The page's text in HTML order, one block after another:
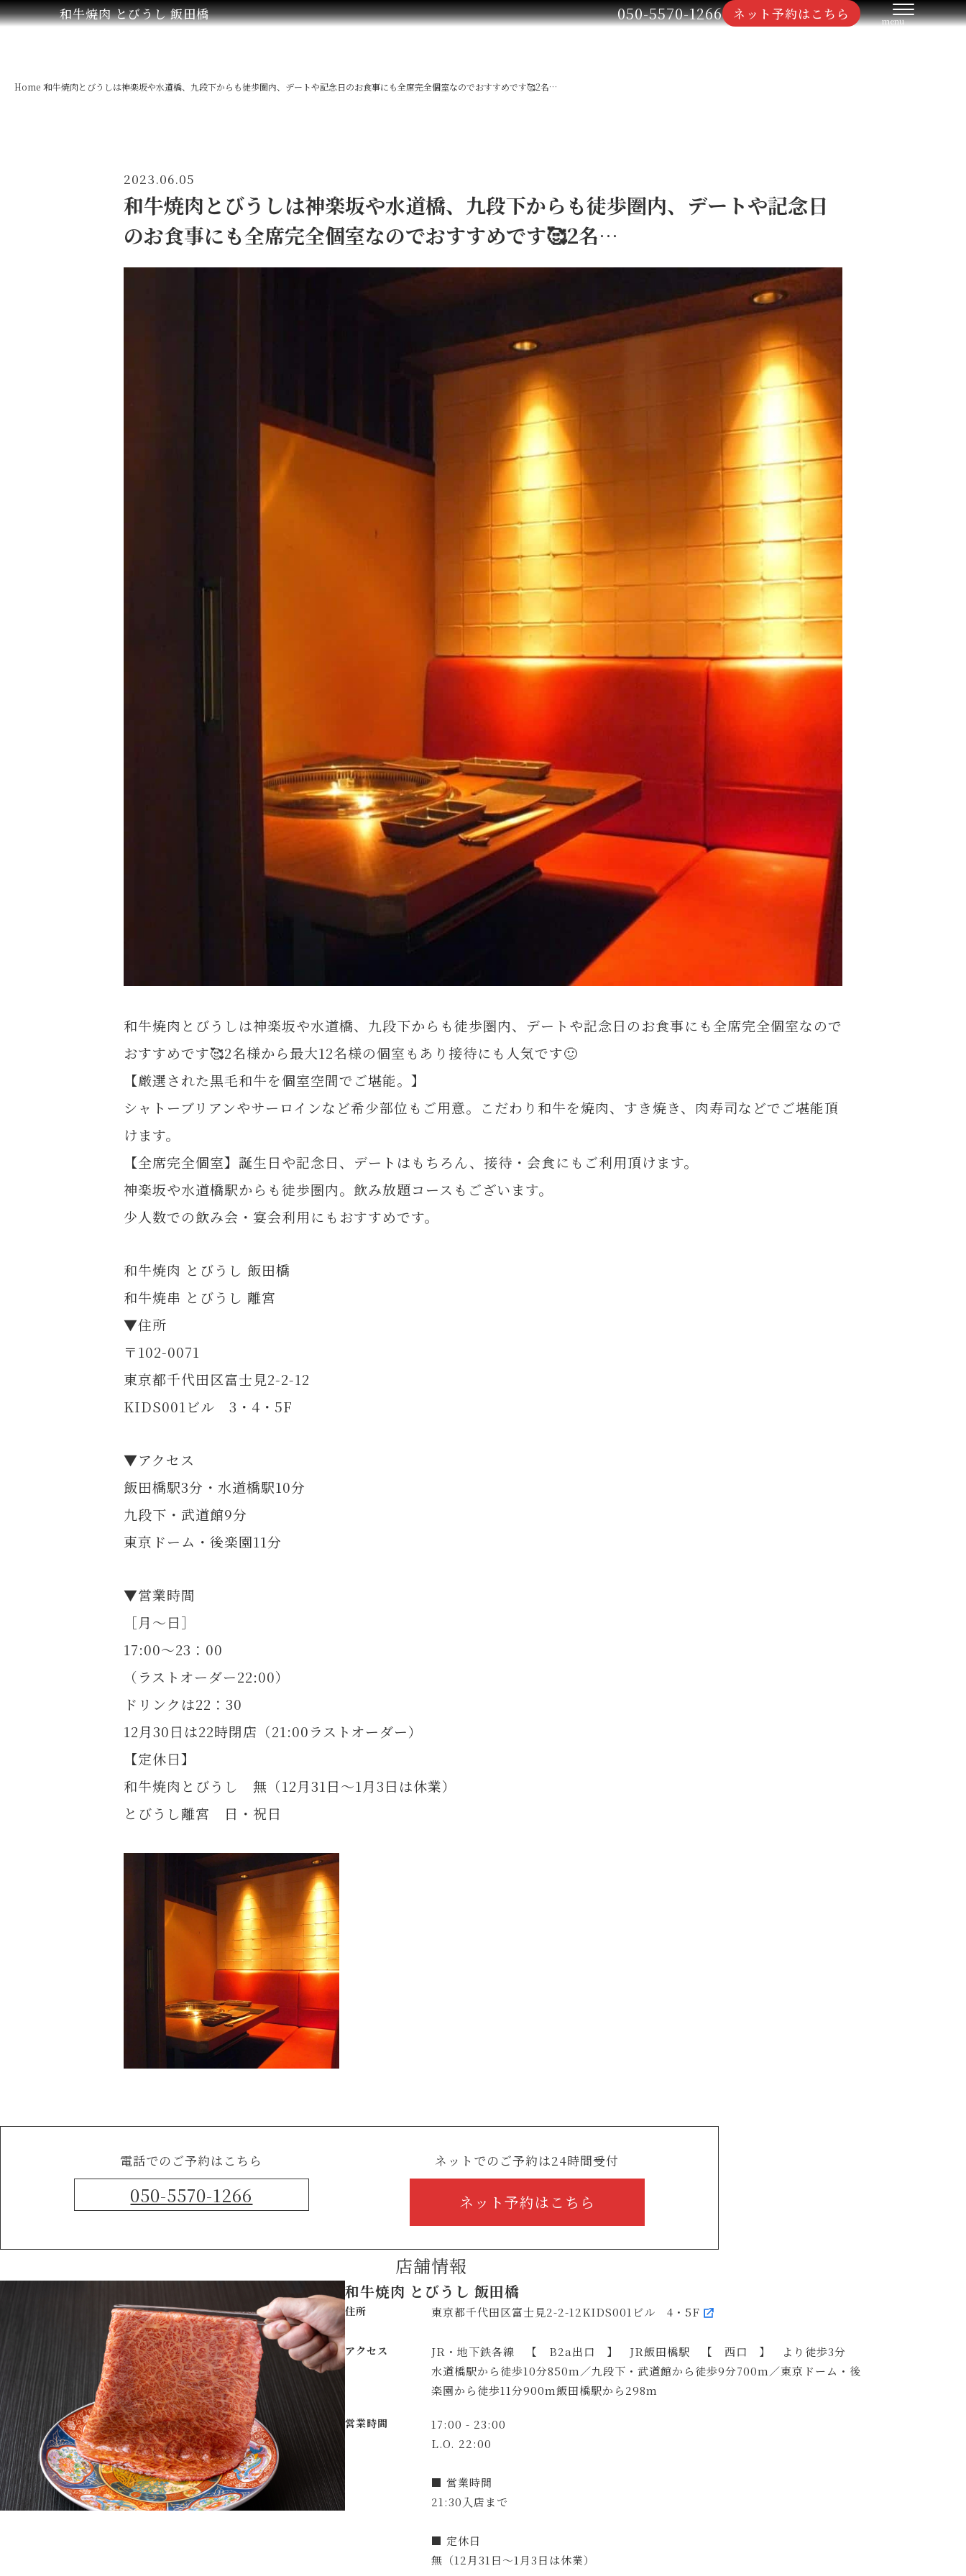
和牛焼肉 とびうし 飯田橋 050-5570-1266 ネット予約はこちら
Home 和牛焼肉とびうしは神楽坂や水道橋、九段下からも徒歩圏内、デートや記念日のお食事にも全席完全個室なのでおすすめです🥰2名…
2023.06.05
和牛焼肉とびうしは神楽坂や水道橋、九段下からも徒歩圏内、デートや記念日
のお食事にも全席完全個室なのでおすすめです🥰2名…
和牛焼肉とびうしは神楽坂や水道橋、九段下からも徒歩圏内、デートや記念日のお食事にも全席完全個室なので
おすすめです🥰2名様から最大12名様の個室もあり接待にも人気です🙂
【厳選された黒毛和牛を個室空間でご堪能。】
シャトーブリアンやサーロインなど希少部位もご用意。こだわり和牛を焼肉、すき焼き、肉寿司などでご堪能頂
けます。
【全席完全個室】誕生日や記念日、デートはもちろん、接待・会食にもご利用頂けます。
神楽坂や水道橋駅からも徒歩圏内。飲み放題コースもございます。
少人数での飲み会・宴会利用にもおすすめです。
和牛焼肉 とびうし 飯田橋
和牛焼串 とびうし 離宮
▼住所
〒102-0071
東京都千代田区富士見2-2-12
KIDS001ビル 3・4・5F
▼アクセス
飯田橋駅3分・水道橋駅10分
九段下・武道館9分
東京ドーム・後楽園11分
▼営業時間
［月～日］
17:00～23：00
（ラストオーダー22:00）
ドリンクは22：30
12月30日は22時閉店（21:00ラストオーダー）
【定休日】
和牛焼肉とびうし 無（12月31日～1月3日は休業）
とびうし離宮 日・祝日
電話でのご予約はこちら
050-5570-1266
ネットでのご予約は24時間受付
ネット予約はこちら
店舗情報
和牛焼肉 とびうし 飯田橋
住所 東京都千代田区富士見2-2-12KIDS001ビル 4・5F
アクセス
JR・地下鉄各線 【 B2a出口 】 JR飯田橋駅 【 西口 】 より徒歩3分
水道橋駅から徒歩10分850m／九段下・武道館から徒歩9分700m／東京ドーム・後
楽園から徒歩11分900m飯田橋駅から298m
営業時間
17:00 - 23:00
L.O. 22:00
■ 営業時間
21:30入店まで
■ 定休日
無（12月31日～1月3日は休業）